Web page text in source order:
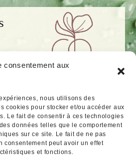
consentement aux
nous utilisons des
cookies pour stocker et/ou accéder aux
Le fait de consentir à ces technologies
données telles que le comportement
sur ce site. Le fait de ne pas
consentement peut avoir un effet
et fonctions.
Brest
06 63 20 83 32
Mentions légales
Politique de cookies
10h –